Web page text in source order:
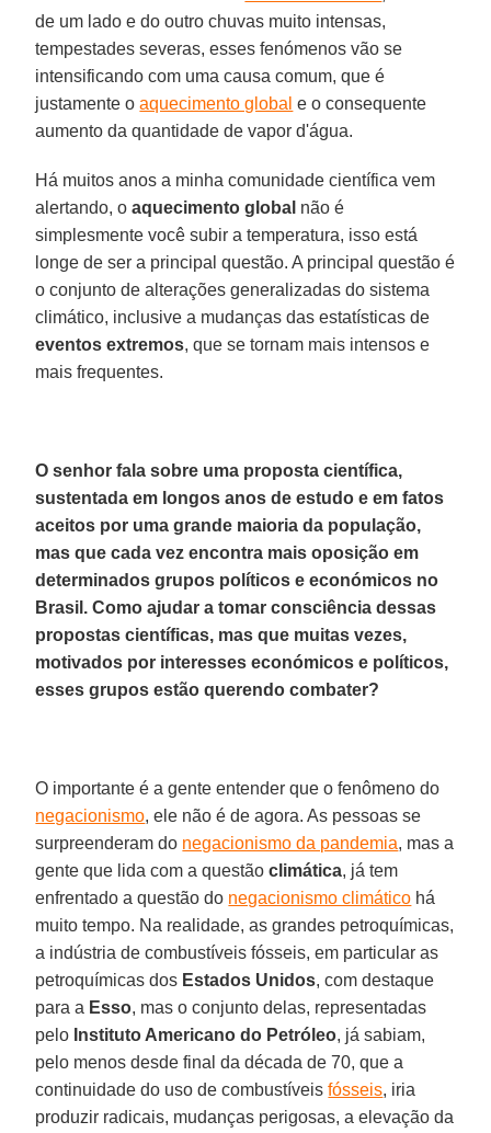
de um lado e do outro chuvas muito intensas,
tempestades severas, esses fenómenos vão se
intensificando com uma causa comum, que é
justamente oaquecimento global e o consequente
aumento da quantidade de vapor d'água.
Há muitos anos a minha comunidade científica vem
alertando, oaquecimento global não é
simplesmente você subir a temperatura, isso está
longe de ser a principal questão. A principal questão é
o conjunto de alterações generalizadas do sistema
climático, inclusive a mudanças das estatísticas de
eventos extremos, que se tornam mais intensos e
mais frequentes.
O senhor fala sobre uma proposta científica,
sustentada em longos anos de estudo e em fatos
aceitos por uma grande maioria da população,
mas que cada vez encontra mais oposição em
determinados grupos políticos e económicos no
Brasil. Como ajudar a tomar consciência dessas
propostas científicas, mas que muitas vezes,
motivados por interesses económicos e políticos,
esses grupos estão querendo combater?
O importante é a gente entender que o fenômeno do
negacionismo, ele não é de agora. As pessoas se
surpreenderam do negacionismo da pandemia, mas a
gente que lida com a questãoclimática, já tem
enfrentado a questão do negacionismo climático há
muito tempo. Na realidade, as grandes petroquímicas,
a indústria de combustíveis fósseis, em particular as
petroquímicas dos Estados Unidos, com destaque
para a Esso, mas o conjunto delas, representadas
pelo Instituto Americano do Petróleo, já sabiam,
pelo menos desde final da década de 70, que a
continuidade do uso de combustíveisfósseis, iria
produzir radicais, mudanças perigosas, a elevação da